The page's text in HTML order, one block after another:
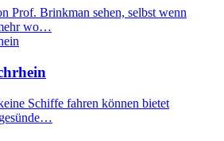
Prof. Brinkman sehen, selbst wenn
wo…
Schiffe fahren können bietet